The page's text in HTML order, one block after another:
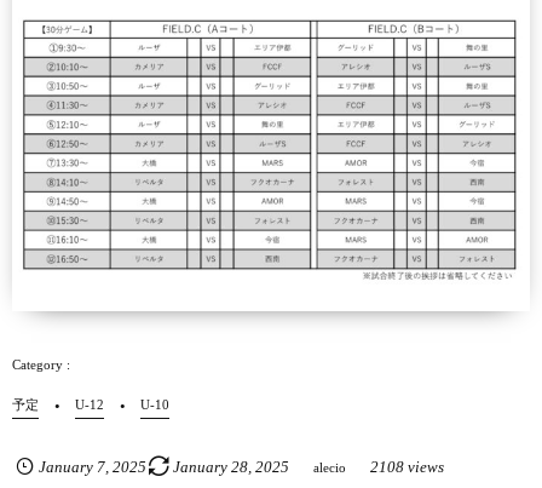
予定 U-12 U-10
January 7, 2025 January 28, 2025 alecio 2108 views